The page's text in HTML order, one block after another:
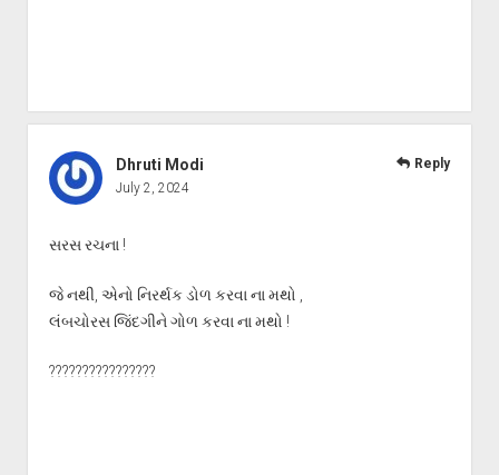
Dhruti Modi
July 2, 2024
સરસ રચના !
જે નથી, એનો નિરર્થક ડોળ કરવા ના મથો ,
લંબચોરસ જિંદગીને ગોળ કરવા ના મથો !
????????????????
Reply